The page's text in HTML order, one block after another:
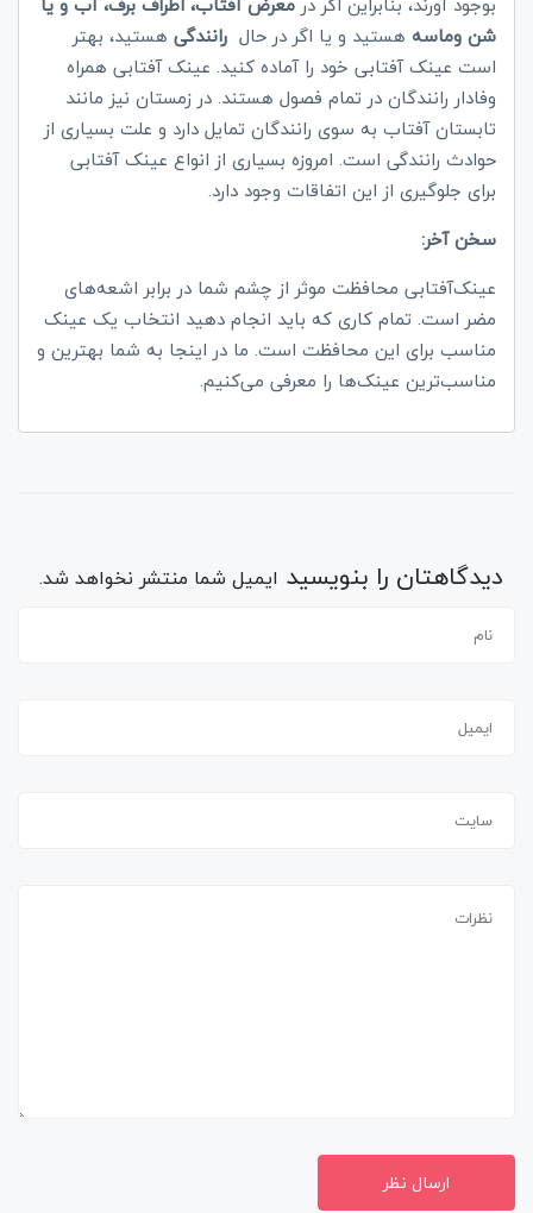
شن وماسه هستید و یا اگر در حال رانندگی هستید، بهتر
است عینک آفتابی خود را آماده کنید. عینک‌ آفتابی همراه
وفادار رانندگان در تمام فصول هستند. در زمستان نیز مانند
تابستان آفتاب به سوی رانندگان تمایل دارد و علت بسیاری از
حوادث رانندگی است. امروزه بسیاری از انواع عینک‌ آفتابی
برای جلوگیری از این اتفاقات وجود دارد.
سخن آخر:
عینک‌آفتابی محافظت موثر از چشم شما در برابر اشعه‌های
مضر است. تمام کاری که باید انجام دهید انتخاب یک عینک
مناسب برای این محافظت است. ما در اینجا به شما بهترین و
مناسب‌ترین عینک‌ها را معرفی می‌کنیم.
دیدگاهتان را بنویسید ایمیل شما منتشر نخواهد شد.
ارسال نظر